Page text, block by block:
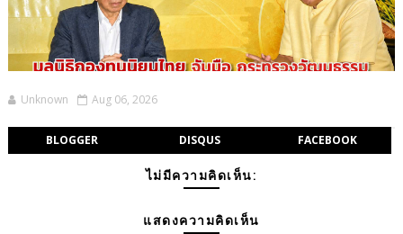
Unknown Aug 06, 2026
BLOGGER DISQUS FACEBOOK
ไม่มีความคิดเห็น:
แสดงความคิดเห็น